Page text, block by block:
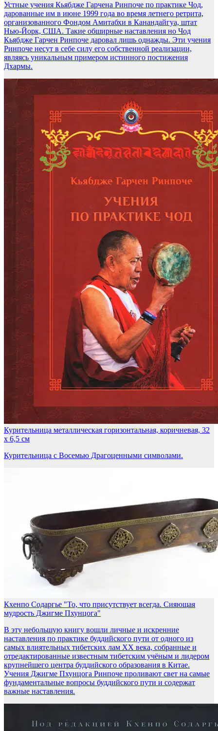
Устные учения Кьябдже Гарчена Ринпоче по практике Чод,
дарованные им в июне 1999 года во время летнего ретрита,
организованного Фондом Амитабхи в Канандайгуа, штат
Нью-Йорк, США. Такие обширные наставления но Чод
Кьябдже Гарчен Ринпоче даровал лишь однажды. Эти учения
Ринпоче несут в себе силу его собственной реализации,
являясь уникальным примером истинного постижения
Дхармы.
Курительница металлическая горизонтальная, коричневая, 32
х 6,5 см
Курительница с Восемью Драгоценными символами.
Кхенпо Содаргье "То, что присутствует всегда. Сияющая
мудрость Джигме Пхунцога"
В эту небольшую книгу вошли личные и искренние
наставления по практике буддийского пути от одного из
самых влиятельных тибетских лам XX века, собранные и
отредактированные известным тибетским учёным и лидером
крупнейшего центра буддийского образования в Китае.
Учения Джигме Пхунцога Ринпоче проливают свет на самые
фундаментальные вопросы буддийского пути и содержат
важные наставления.